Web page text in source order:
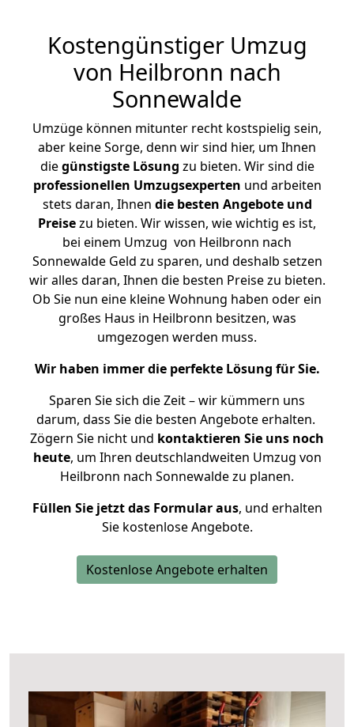
Kostengünstiger Umzug
von Heilbronn nach
Sonnewalde
Umzüge können mitunter recht kostspielig sein,
aber keine Sorge, denn wir sind hier, um Ihnen
diegünstigste Lösung zu bieten. Wir sind die
professionellen Umzugsexperten und arbeiten
stets daran, Ihnen die besten Angebote und
Preisezu bieten. Wir wissen, wie wichtig es ist,
bei einem Umzug von Heilbronn nach
Sonnewalde Geld zu sparen, und deshalb setzen
wir alles daran, Ihnen die besten Preise zu bieten.
Ob Sie nun eine kleine Wohnung haben oder ein
großes Haus in Heilbronn besitzen, was
umgezogen werden muss.
Wir haben immer die perfekte Lösung für Sie.
Sparen Sie sich die Zeit – wir kümmern uns
darum, dass Sie die besten Angebote erhalten.
Zögern Sie nicht und kontaktieren Sie uns noch
heute, um Ihren deutschlandweiten Umzug von
Heilbronn nach Sonnewalde zu planen.
Füllen Sie jetzt das Formular aus, und erhalten
Sie kostenlose Angebote.
Kostenlose Angebote erhalten